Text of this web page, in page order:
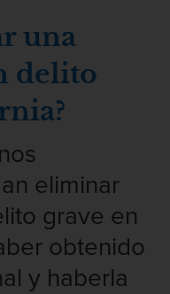
una
delito
eliminar
grave en
obtenido
y haberla